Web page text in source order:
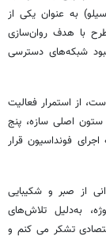
به عنوان یکی از
با هدف روان‌سازی
شبکه‌های دسترسی
داشته است، از استمرار فعالیت
ستون اصلی سازه، پنج
فونداسیون قرار
از صبر و شکیبایی
به‌دلیل تلاش‌های
تشکر می کنم و